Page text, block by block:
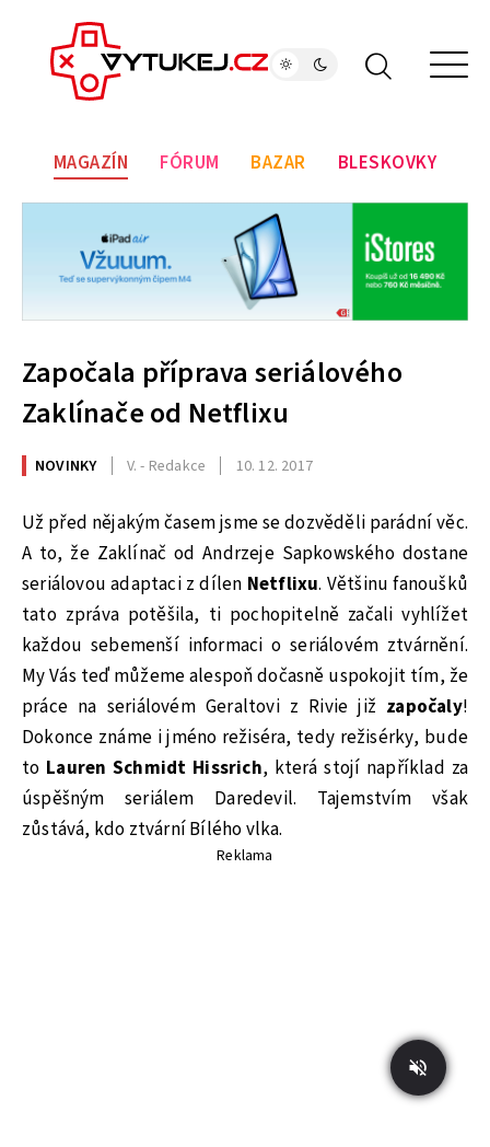
MAGAZÍN FÓRUM BAZAR BLESKOVKY
Započala příprava seriálového
Zaklínače od Netflixu
NOVINKY V. - Redakce 10. 12. 2017
Už před nějakým časem jsme se dozvěděli parádní věc.
A to, že Zaklínač od Andrzeje Sapkowského dostane
seriálovou adaptaci z dílen Netflixu. Většinu fanoušků
tato zpráva potěšila, ti pochopitelně začali vyhlížet
každou sebemenší informaci o seriálovém ztvárnění.
My Vás teď můžeme alespoň dočasně uspokojit tím, že
práce na seriálovém Geraltovi z Rivie již započaly!
Dokonce známe i jméno režiséra, tedy režisérky, bude
to Lauren Schmidt Hissrich, která stojí například za
úspěšným seriálem Daredevil. Tajemstvím však
zůstává, kdo ztvární Bílého vlka.
Reklama